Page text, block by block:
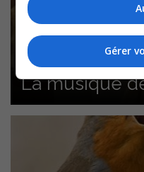
La musique
Gérer